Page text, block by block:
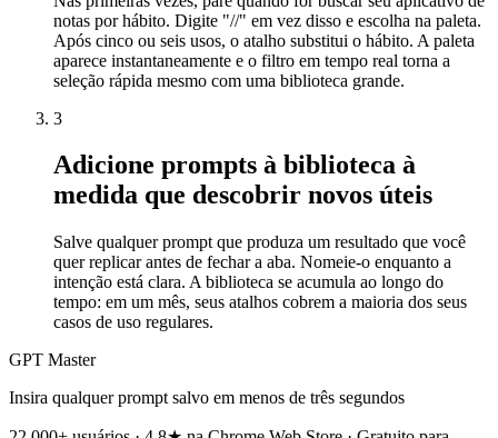
notas por hábito. Digite "//" em vez disso e escolha na paleta.
Após cinco ou seis usos, o atalho substitui o hábito. A paleta
aparece instantaneamente e o filtro em tempo real torna a
seleção rápida mesmo com uma biblioteca grande.
3
Adicione prompts à biblioteca à
medida que descobrir novos úteis
Salve qualquer prompt que produza um resultado que você
quer replicar antes de fechar a aba. Nomeie-o enquanto a
intenção está clara. A biblioteca se acumula ao longo do
tempo: em um mês, seus atalhos cobrem a maioria dos seus
casos de uso regulares.
GPT Master
Insira qualquer prompt salvo em menos de três segundos